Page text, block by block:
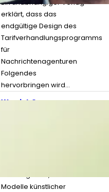
Ein unabhängiger Verlag
erklärt, dass das
endgültige Design des
Tarifverhandlungsprogramms
für
Nachrichtenagenturen
Folgendes
hervorbringen wird…
Was ist Open-
Modelle künstlicher